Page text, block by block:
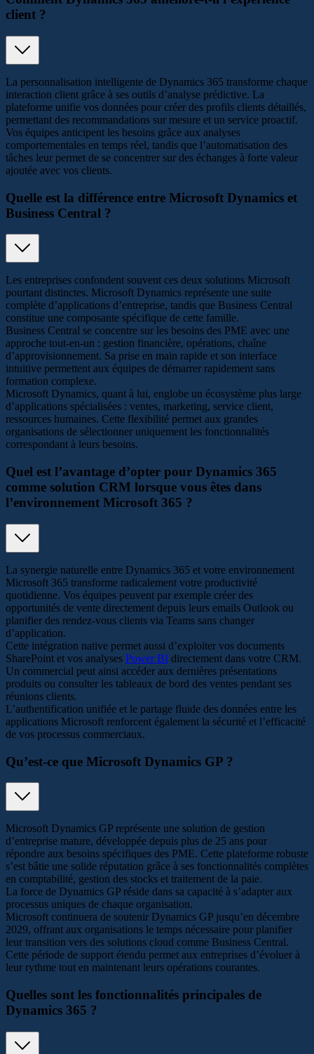
client ?
La personnalisation intelligente de Dynamics 365 transforme chaque
interaction client grâce à ses outils d’analyse prédictive. La
plateforme unifie vos données pour créer des profils clients détaillés,
permettant des recommandations sur mesure et un service proactif.
Vos équipes anticipent les besoins grâce aux analyses
comportementales en temps réel, tandis que l’automatisation des
tâches leur permet de se concentrer sur des échanges à forte valeur
ajoutée avec vos clients.
Quelle est la différence entre Microsoft Dynamics et
Business Central ?
Les entreprises confondent souvent ces deux solutions Microsoft
pourtant distinctes. Microsoft Dynamics représente une suite
complète d’applications d’entreprise, tandis que Business Central
constitue une composante spécifique de cette famille.
Business Central se concentre sur les besoins des PME avec une
approche tout-en-un : gestion financière, opérations, chaîne
d’approvisionnement. Sa prise en main rapide et son interface
intuitive permettent aux équipes de démarrer rapidement sans
formation complexe.
Microsoft Dynamics, quant à lui, englobe un écosystème plus large
d’applications spécialisées : ventes, marketing, service client,
ressources humaines. Cette flexibilité permet aux grandes
organisations de sélectionner uniquement les fonctionnalités
correspondant à leurs besoins.
Quel est l’avantage d’opter pour Dynamics 365
comme solution CRM lorsque vous êtes dans
l’environnement Microsoft 365 ?
La synergie naturelle entre Dynamics 365 et votre environnement
Microsoft 365 transforme radicalement votre productivité
quotidienne. Vos équipes peuvent par exemple créer des
opportunités de vente directement depuis leurs emails Outlook ou
planifier des rendez-vous clients via Teams sans changer
d’application.
Cette intégration native permet aussi d’exploiter vos documents
SharePoint et vos analyses Power BI directement dans votre CRM.
Un commercial peut ainsi accéder aux dernières présentations
produits ou consulter les tableaux de bord des ventes pendant ses
réunions clients.
L’authentification unifiée et le partage fluide des données entre les
applications Microsoft renforcent également la sécurité et l’efficacité
de vos processus commerciaux.
Qu’est-ce que Microsoft Dynamics GP ?
Microsoft Dynamics GP représente une solution de gestion
d’entreprise mature, développée depuis plus de 25 ans pour
répondre aux besoins spécifiques des PME. Cette plateforme robuste
s’est bâtie une solide réputation grâce à ses fonctionnalités complètes
en comptabilité, gestion des stocks et traitement de la paie.
La force de Dynamics GP réside dans sa capacité à s’adapter aux
processus uniques de chaque organisation.
Microsoft continuera de soutenir Dynamics GP jusqu’en décembre
2029, offrant aux organisations le temps nécessaire pour planifier
leur transition vers des solutions cloud comme Business Central.
Cette période de support étendu permet aux entreprises d’évoluer à
leur rythme tout en maintenant leurs opérations courantes.
Quelles sont les fonctionnalités principales de
Dynamics 365 ?